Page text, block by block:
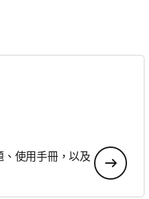
、使用手冊，以及